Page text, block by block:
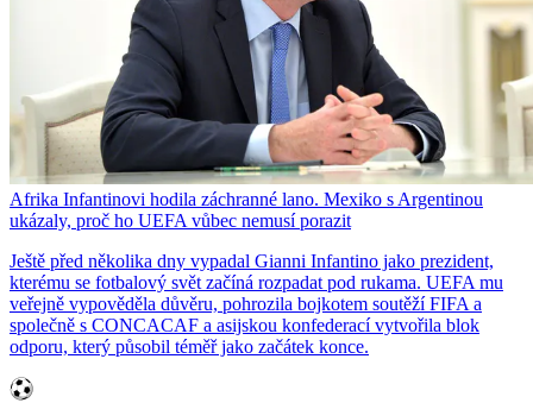
Afrika Infantinovi hodila záchranné lano. Mexiko s Argentinou
ukázaly, proč ho UEFA vůbec nemusí porazit
Ještě před několika dny vypadal Gianni Infantino jako prezident,
kterému se fotbalový svět začíná rozpadat pod rukama. UEFA mu
veřejně vypověděla důvěru, pohrozila bojkotem soutěží FIFA a
společně s CONCACAF a asijskou konfederací vytvořila blok
odporu, který působil téměř jako začátek konce.